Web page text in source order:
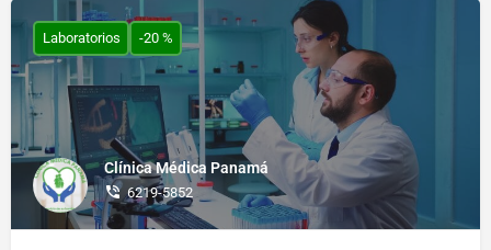
Clínica Médica Panamá
6219-5852
Laboratorios -20 %